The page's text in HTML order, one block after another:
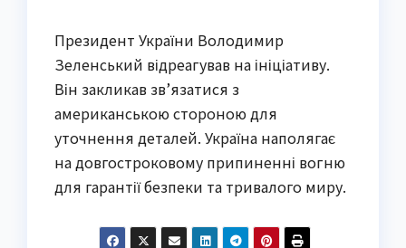
Президент України Володимир
Зеленський відреагував на ініціативу.
Він закликав зв’язатися з
американською стороною для
уточнення деталей. Україна наполягає
на довгостроковому припиненні вогню
для гарантії безпеки та тривалого миру.